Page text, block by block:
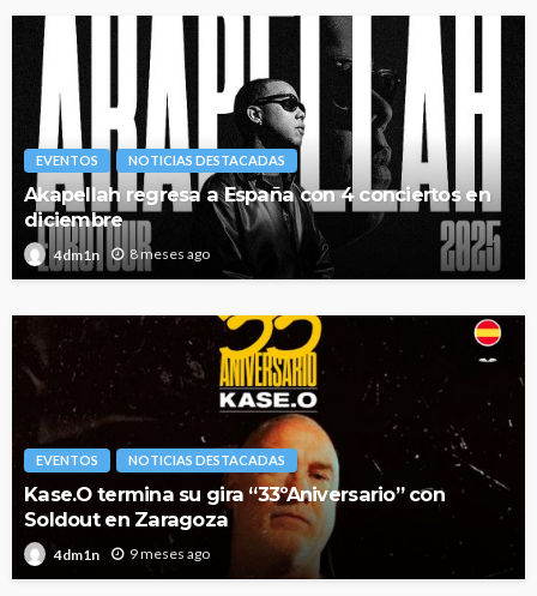
EVENTOS NOTICIAS DESTACADAS
Akapellah regresa a España con 4 conciertos en
diciembre
4dm1n 8 meses ago
EVENTOS NOTICIAS DESTACADAS
Kase.O termina su gira “33ºAniversario” con
Soldout en Zaragoza
4dm1n 9 meses ago